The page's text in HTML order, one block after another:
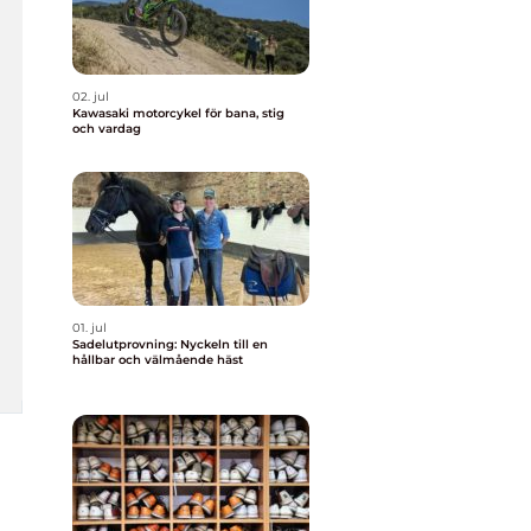
02. jul
Kawasaki motorcykel för bana, stig
och vardag
01. jul
Sadelutprovning: Nyckeln till en
hållbar och välmående häst